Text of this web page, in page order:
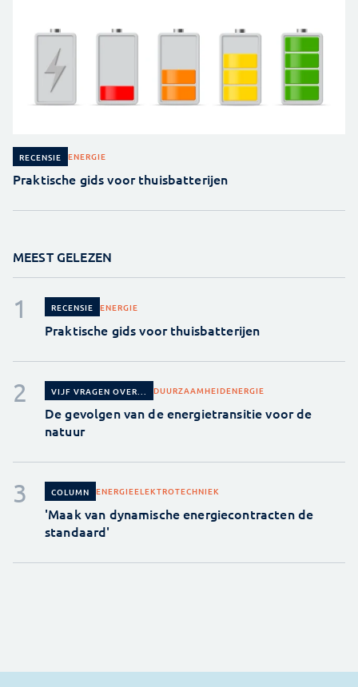
RECENSIE ENERGIE
Praktische gids voor thuisbatterijen
MEEST GELEZEN
RECENSIE ENERGIE
Praktische gids voor thuisbatterijen
VIJF VRAGEN OVER... DUURZAAMHEIDENERGIE
De gevolgen van de energietransitie voor de
natuur
COLUMN ENERGIEELEKTROTECHNIEK
'Maak van dynamische energiecontracten de
standaard'